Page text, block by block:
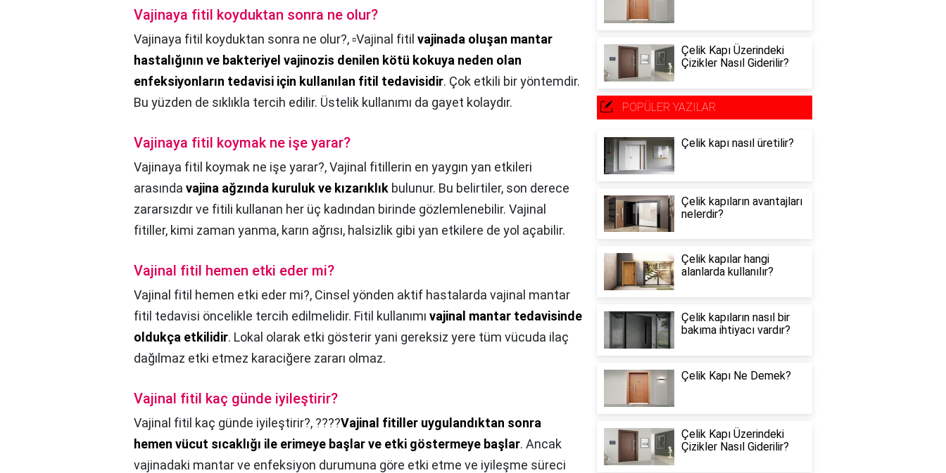
Vajinaya fitil koyduktan sonra ne olur?
Vajinaya fitil koyduktan sonra ne olur?, ▫️Vajinal fitil vajinada oluşan mantar
hastalığının ve bakteriyel vajinozis denilen kötü kokuya neden olan
enfeksiyonların tedavisi için kullanılan fitil tedavisidir. Çok etkili bir yöntemdir.
Bu yüzden de sıklıkla tercih edilir. Üstelik kullanımı da gayet kolaydır.
Vajinaya fitil koymak ne işe yarar?
Vajinaya fitil koymak ne işe yarar?,Vajinal fitillerin en yaygın yan etkileri
arasında vajina ağzında kuruluk ve kızarıklık bulunur. Bu belirtiler, son derece
zararsızdır ve fitili kullanan her üç kadından birinde gözlemlenebilir. Vajinal
fitiller, kimi zaman yanma, karın ağrısı, halsizlik gibi yan etkilere de yol açabilir.
Vajinal fitil hemen etki eder mi?
Vajinal fitil hemen etki eder mi?, Cinsel yönden aktif hastalarda vajinal mantar
fitil tedavisi öncelikle tercih edilmelidir. Fitil kullanımı vajinal mantar tedavisinde
oldukça etkilidir. Lokal olarak etki gösterir yani gereksiz yere tüm vücuda ilaç
dağılmaz etki etmez karaciğere zararı olmaz.
Vajinal fitil kaç günde iyileştirir?
Vajinal fitil kaç günde iyileştirir?, ????Vajinal fitiller uygulandıktan sonra
hemen vücut sıcaklığı ile erimeye başlar ve etki göstermeye başlar. Ancak
vajinadaki mantar ve enfeksiyon durumuna göre etki etme ve iyileşme süreci
Çelik Kapı Üzerindeki
Çizikler Nasıl Giderilir?
POPÜLER YAZILAR
Çelik kapı nasıl üretilir?
Çelik kapıların avantajları
nelerdir?
Çelik kapılar hangi
alanlarda kullanılır?
Çelik kapıların nasıl bir
bakıma ihtiyacı vardır?
Çelik Kapı Ne Demek?
Çelik Kapı Üzerindeki
Çizikler Nasıl Giderilir?